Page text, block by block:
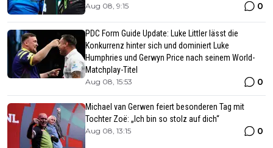
Aug 08, 9:15 0
PDC Form Guide Update: Luke Littler lässt die
Konkurrenz hinter sich und dominiert Luke
Humphries und Gerwyn Price nach seinem World-
Matchplay-Titel
Aug 08, 15:53 0
Michael van Gerwen feiert besonderen Tag mit
Tochter Zoë: „Ich bin so stolz auf dich“
Aug 08, 13:15 0